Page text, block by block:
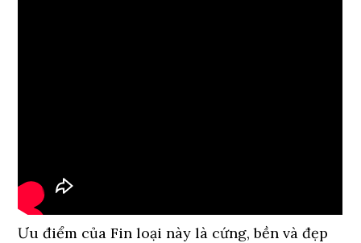
Ưu điểm của Fin loại này là cứng, bền và đẹp